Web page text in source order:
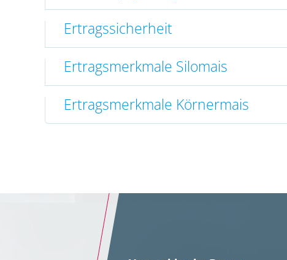
Ertragssicherheit
Ertragsmerkmale Silomais
Ertragsmerkmale Körnermais